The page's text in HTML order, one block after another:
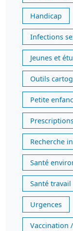
Handicap
Infections
Jeunes et
Outils
Petite
Recherche
Santé
Santé travail
Urgences
Vaccination